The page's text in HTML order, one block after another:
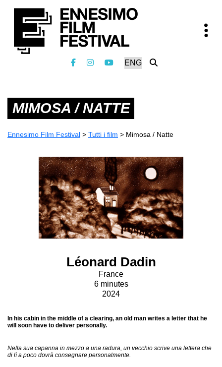
MIMOSA / NATTE
Ennesimo Film Festival > Tutti i film > Mimosa / Natte
Léonard Dadin
France
6 minutes
2024
In his cabin in the middle of a clearing, an old man writes a letter that he
will soon have to deliver personally.
Nella sua capanna in mezzo a una radura, un vecchio scrive una lettera che
di lì a poco dovrà consegnare personalmente.